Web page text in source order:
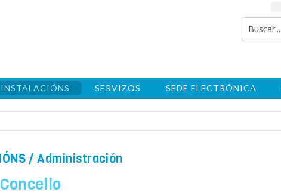
INSTALACIÓNS SERVIZOS SEDE ELECTRÓNICA
/ Administración